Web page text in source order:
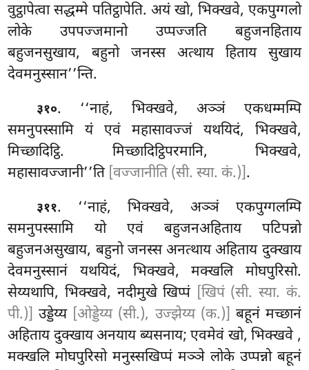
वुट्ठापेत्वा सद्धम्मे पतिट्ठापेति. अयं खो, भिक्खवे, एकपुग्गलो
लोके उपपज्जमानो उप्पज्जति बहुजनहिताय
बहुजनसुखाय, बहुनो जनस्स अत्थाय हिताय सुखाय
देवमनुस्सान’’न्ति.
३१०. ‘‘नाहं, भिक्खवे, अञ्ञं एकधम्मम्पि
समनुपस्सामि यं एवं महासावज्जं यथयिदं, भिक्खवे,
मिच्छादिट्ठि. मिच्छादिट्ठिपरमानि, भिक्खवे,
महासावज्जानी’’ति [वज्जानीति (सी. स्या. कं.)].
३११. ‘‘नाहं, भिक्खवे, अञ्ञं एकपुग्गलम्पि
समनुपस्सामि यो एवं बहुजनअहिताय पटिपन्नो
बहुजनअसुखाय, बहुनो जनस्स अनत्थाय अहिताय दुक्खाय
देवमनुस्सानं यथयिदं, भिक्खवे, मक्खलि मोघपुरिसो.
सेय्यथापि, भिक्खवे, नदीमुखे खिप्पं [खिपं (सी. स्या. कं.
पी.)] उड्डेय्य [ओड्डेय्य (सी.), उज्झेय्य (क.)] बहूनं मच्छानं
अहिताय दुक्खाय अनयाय ब्यसनाय; एवमेवं खो, भिक्खवे ,
मक्खलि मोघपुरिसो मनुस्सखिप्पं मञ्ञे लोके उप्पन्नो बहूनं